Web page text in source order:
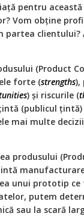
pentru
Vom obține
partea clientului?
(Product
forte (strengths),
) și riscurile (
(publicul
mai multe
produsului
unui prototip
putem
sau la scară